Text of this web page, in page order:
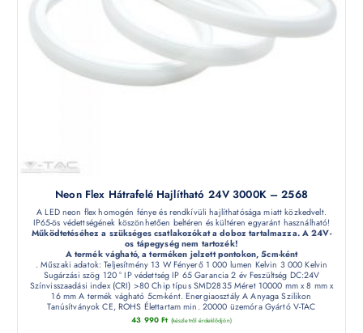
Neon Flex Hátrafelé Hajlítható 24V 3000K – 2568
A LED neon flex homogén fénye és rendkívüli hajlíthatósága miatt közkedvelt.
IP65-ös védettségének köszönhetően beltéren és kültéren egyaránt használható!
Működtetéséhez a szükséges csatlakozókat a doboz tartalmazza. A 24V-
os tápegység nem tartozék!
A termék vágható, a terméken jelzett pontokon, 5cm-ként
. Műszaki adatok: Teljesítmény 13 W Fényerő 1 000 lumen Kelvin 3 000 Kelvin
Sugárzási szög 120 ° IP védettség IP 65 Garancia 2 év Feszültség DC:24V
Színvisszaadási index (CRI) >80 Chip típus SMD2835 Méret 10000 mm x 8 mm x
16 mm A termék vágható 5cm-ként. Energiaosztály A Anyaga Szilikon
Tanúsítványok CE, ROHS Élettartam min. 20000 üzemóra Gyártó V-TAC
43 990Ft (készletről érdeklődjön)